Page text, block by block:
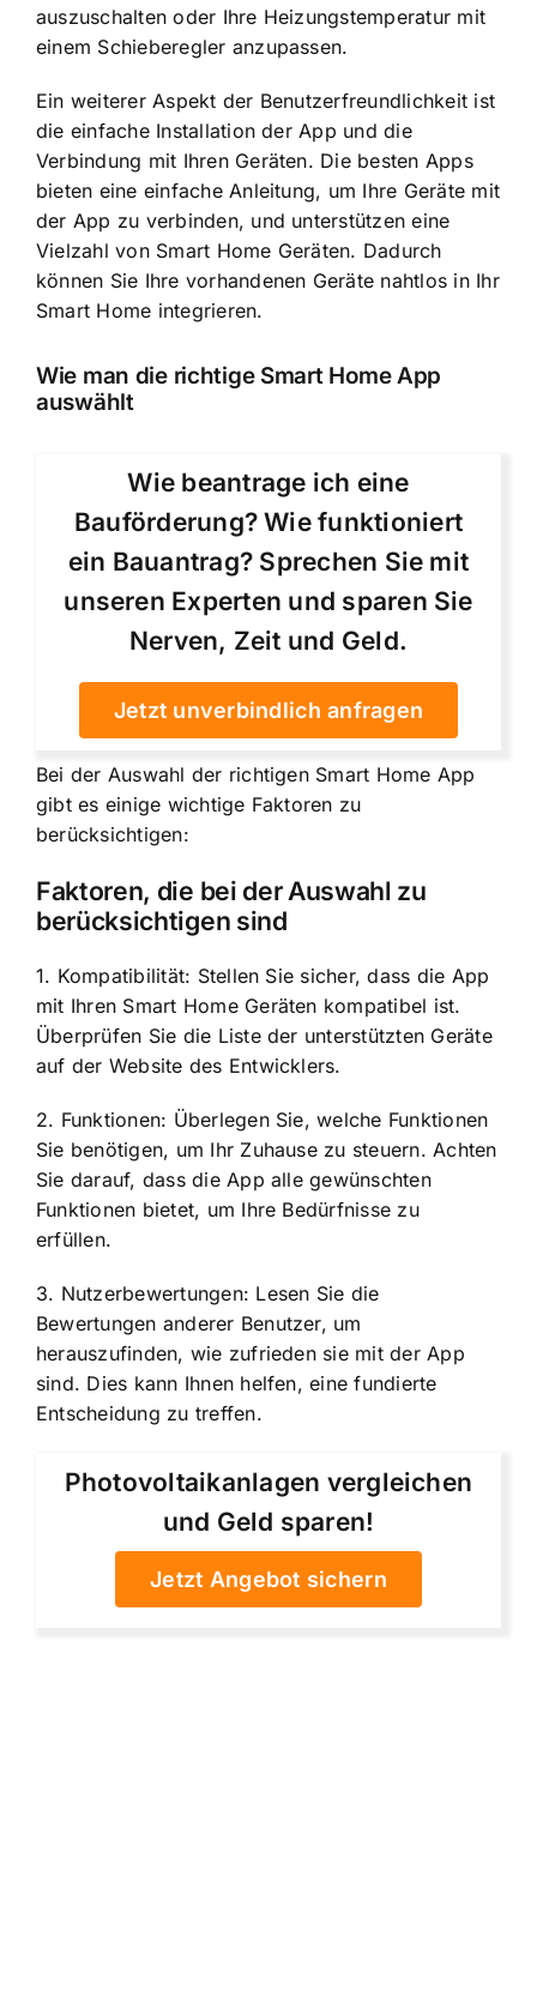
auszuschalten oder Ihre Heizungstemperatur mit
einem Schieberegler anzupassen.
Ein weiterer Aspekt der Benutzerfreundlichkeit ist
die einfache Installation der App und die
Verbindung mit Ihren Geräten. Die besten Apps
bieten eine einfache Anleitung, um Ihre Geräte mit
der App zu verbinden, und unterstützen eine
Vielzahl von Smart Home Geräten. Dadurch
können Sie Ihre vorhandenen Geräte nahtlos in Ihr
Smart Home integrieren.
Wie man die richtige Smart Home App
auswählt
Wie beantrage ich eine
Bauförderung? Wie funktioniert
ein Bauantrag? Sprechen Sie mit
unseren Experten und sparen Sie
Nerven, Zeit und Geld.
Jetzt unverbindlich anfragen
Bei der Auswahl der richtigen Smart Home App
gibt es einige wichtige Faktoren zu
berücksichtigen:
Faktoren, die bei der Auswahl zu
berücksichtigen sind
1. Kompatibilität: Stellen Sie sicher, dass die App
mit Ihren Smart Home Geräten kompatibel ist.
Überprüfen Sie die Liste der unterstützten Geräte
auf der Website des Entwicklers.
2. Funktionen: Überlegen Sie, welche Funktionen
Sie benötigen, um Ihr Zuhause zu steuern. Achten
Sie darauf, dass die App alle gewünschten
Funktionen bietet, um Ihre Bedürfnisse zu
erfüllen.
3. Nutzerbewertungen: Lesen Sie die
Bewertungen anderer Benutzer, um
herauszufinden, wie zufrieden sie mit der App
sind. Dies kann Ihnen helfen, eine fundierte
Entscheidung zu treffen.
Photovoltaikanlagen vergleichen
und Geld sparen!
Jetzt Angebot sichern